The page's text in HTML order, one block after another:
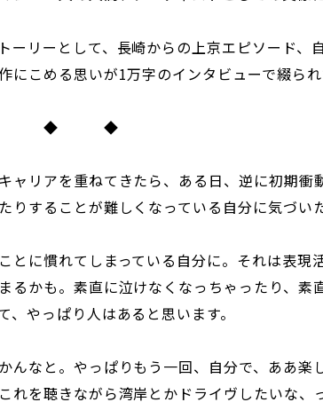
ーリーとして、長崎からの上京エピソード、
にこめる思いが1万字のインタビューで綴られ
◆ ◆
ャリアを重ねてきたら、ある日、逆に初期衝
りすることが難しくなっている自分に気づい
とに慣れてしまっている自分に。それは表現
るかも。素直に泣けなくなっちゃったり、素
、やっぱり人はあると思います。
んなと。やっぱりもう一回、自分で、ああ楽
れを聴きながら湾岸とかドライヴしたいな、